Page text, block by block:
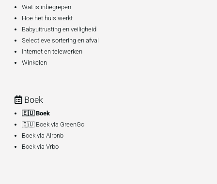
Wat is inbegrepen
Hoe het huis werkt
Babyuitrusting en veiligheid
Selectieve sortering en afval
Internet en telewerken
Winkelen
Boek
🇪🇺 Boek
🇪🇺 Boek via GreenGo
Boek via Airbnb
Boek via Vrbo